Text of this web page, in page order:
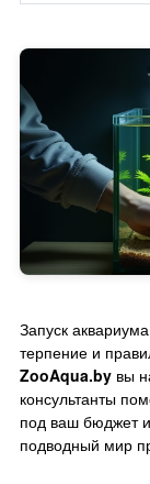
Запуск
терпение и
ZooAqua.by вы
консультанты
под ваш бюджет
подводный мир